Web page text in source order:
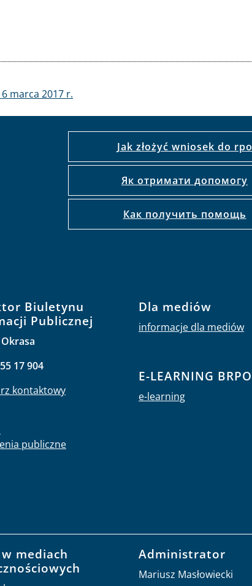
marca 2017 r.
Jak złożyć wniosek do rpo
Як отримати допомогу
Как получить помощь
Biuletynu
Publicznej
17 904
kontaktowy
publiczne
Dla mediów
informacje dla mediów
E-LEARNING BRPO
e-learning
w mediach
Administrator
Mariusz Masłowiecki